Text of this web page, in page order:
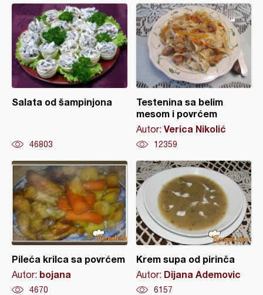
Salata od šampinjona
46803
Testenina sa belim
mesom i povrćem
Autor: Verica Nikolić
12359
Pileća krilca sa povrćem
Autor: bojana
4670
Krem supa od pirinča
Autor: Dijana Ademovic
6157